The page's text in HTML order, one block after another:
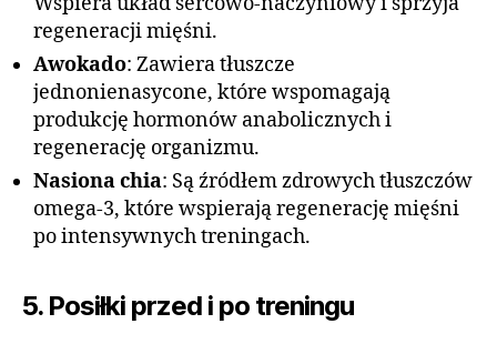
regeneracji mięśni.
Awokado: Zawiera tłuszcze
jednonienasycone, które wspomagają
produkcję hormonów anabolicznych i
regenerację organizmu.
Nasiona chia: Są źródłem zdrowych tłuszczów
omega-3, które wspierają regenerację mięśni
po intensywnych treningach.
5. Posiłki przed i po treningu